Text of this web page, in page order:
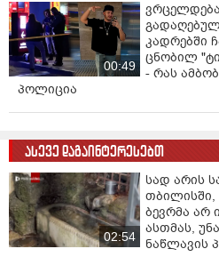
00:49
კადრებში
ცნობილ
- რას
პოლიცია
ასევე დაგაინტერესებთ
02:54
სად არის
თბილისში,
ბევრმა არ
ასთმას,
ნაწლავის